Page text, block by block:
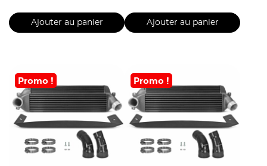
Ajouter au panier Ajouter au panier
Promo ! Promo !